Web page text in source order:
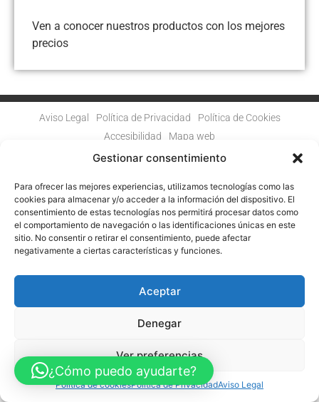
Gestionar consentimiento
Para ofrecer las mejores experiencias, utilizamos tecnologías como las
cookies para almacenar y/o acceder a la información del dispositivo. El
consentimiento de estas tecnologías nos permitirá procesar datos como
el comportamiento de navegación o las identificaciones únicas en este
sitio. No consentir o retirar el consentimiento, puede afectar
negativamente a ciertas características y funciones.
Aceptar
Denegar
Ver preferencias
Política de cookiesPolítica de PrivacidadAviso Legal
Ven a conocer nuestros productos con los mejores
precios
Aviso Legal Política de Privacidad
Política de Cookies
Accesibilidad
Mapa web
DIGITAL POR LOS FONDOS NEXT GENERATION (EU) DEL
© Guia Telefónica de Empresas – Todos los derechos reservados.
¿Cómo puedo ayudarte?